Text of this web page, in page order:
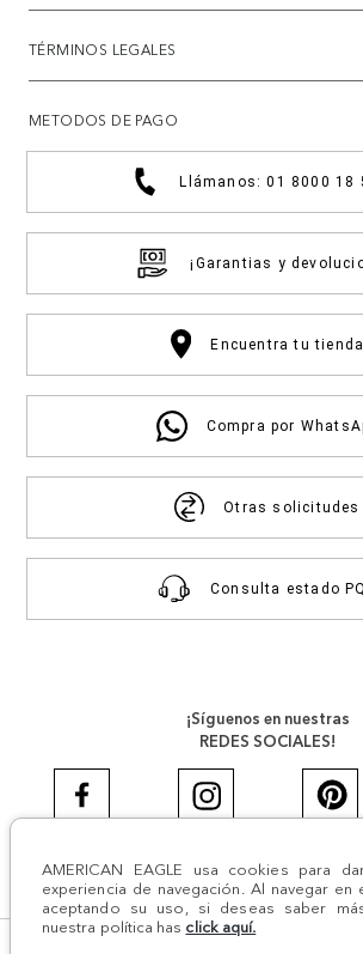
AMERICAN EAGLE usa cookies para
experiencia de navegación. Al navegar en
aceptando su uso, si deseas saber
nuestra política has click aquí.
TÉRMINOS LEGALES
METODOS DE PAGO
Llámanos: 01 8000 18
¡Garantias y
Encuentra tu tienda
Compra por
Otras solicitudes
Consulta estado
¡Síguenos en nuestras
REDES SOCIALES!
#AEJEANS